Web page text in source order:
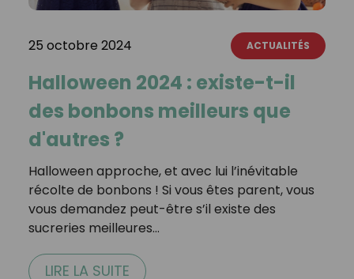
25 octobre 2024 ACTUALITÉS
Halloween 2024 : existe-t-il
des bonbons meilleurs que
d'autres ?
Halloween approche, et avec lui l’inévitable
récolte de bonbons ! Si vous êtes parent, vous
vous demandez peut-être s’il existe des
sucreries meilleures…
LIRE LA SUITE